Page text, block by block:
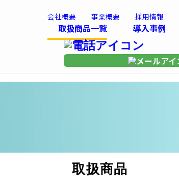
会社概要 事業概要 採用情報
取扱商品一覧 導入事例
取扱商品